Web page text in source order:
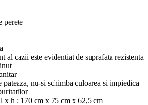
perete
al cazii este evidentiat de suprafata rezistenta
pateaza, nu-si schimba culoarea si impiedica
x h : 170 cm x 75 cm x 62,5 cm